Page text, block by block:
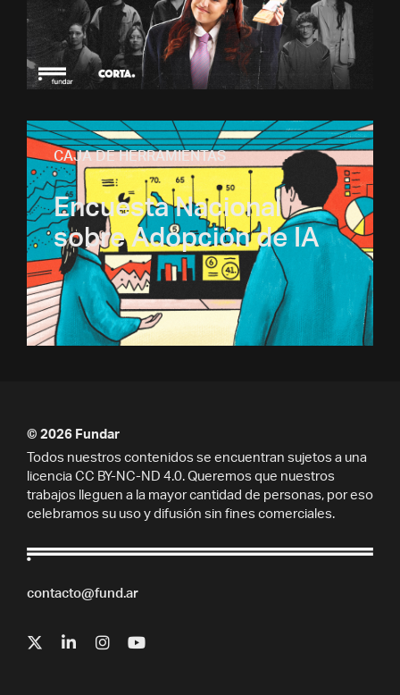
CAJA DE HERRAMIENTAS
Encuesta Nacional
sobre Adopción de IA
contacto@fund.ar
© 2026 Fundar
Todos nuestros contenidos se encuentran sujetos a una
licencia CC BY-NC-ND 4.0. Queremos que nuestros
trabajos lleguen a la mayor cantidad de personas, por eso
celebramos su uso y difusión sin fines comerciales.